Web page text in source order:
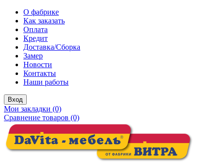
О фабрике
Как заказать
Оплата
Кредит
Доставка/Сборка
Замер
Новости
Контакты
Наши работы
Вход
Мои закладки (0)
Сравнение товаров (0)